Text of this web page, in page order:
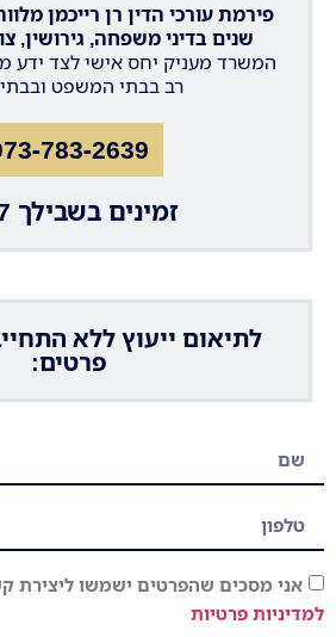
שנים בדיני משפחה, גירושין,
המשרד מעניק יחס אישי לצד ידע
רב בבתי המשפט ובבתי
783-2639
זמינים בשבילך 24/7
לתיאום ייעוץ ללא
פרטים:
אני מסכים שהפרטים ישמשו ליצירת
למדיניות פרטיות